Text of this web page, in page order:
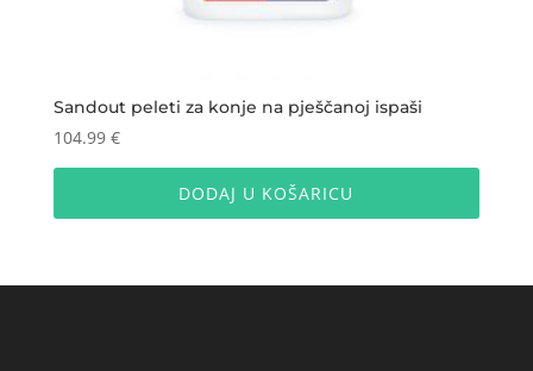
Sandout peleti za konje na pješčanoj ispaši
104.99 €
DODAJ U KOŠARICU